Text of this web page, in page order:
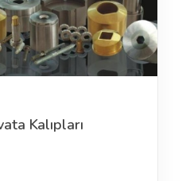
Kalıpları